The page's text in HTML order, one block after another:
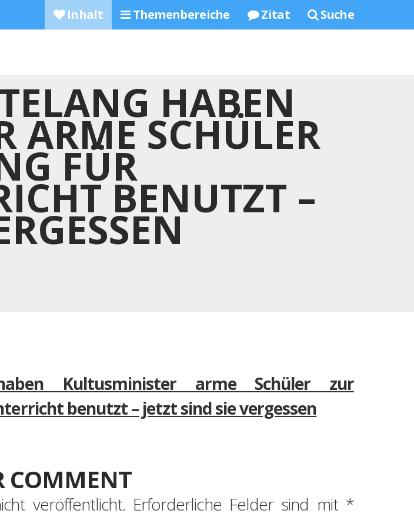
Inhalt Themenbereiche Zitat Suche
HABEN
ARME SCHÜLER
FÜR
BENUTZT –
Kultusminister arme Schüler zur
benutzt – jetzt sind sie vergessen
COMMENT
veröffentlicht. Erforderliche Felder sind mit *